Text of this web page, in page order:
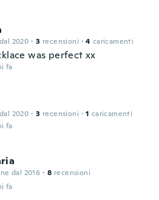
2020 · 3 recensioni · 4 caricamenti
was perfect xx
fa
2020 · 3 recensioni · 1 caricamenti
fa
dal 2016 · 8 recensioni
fa